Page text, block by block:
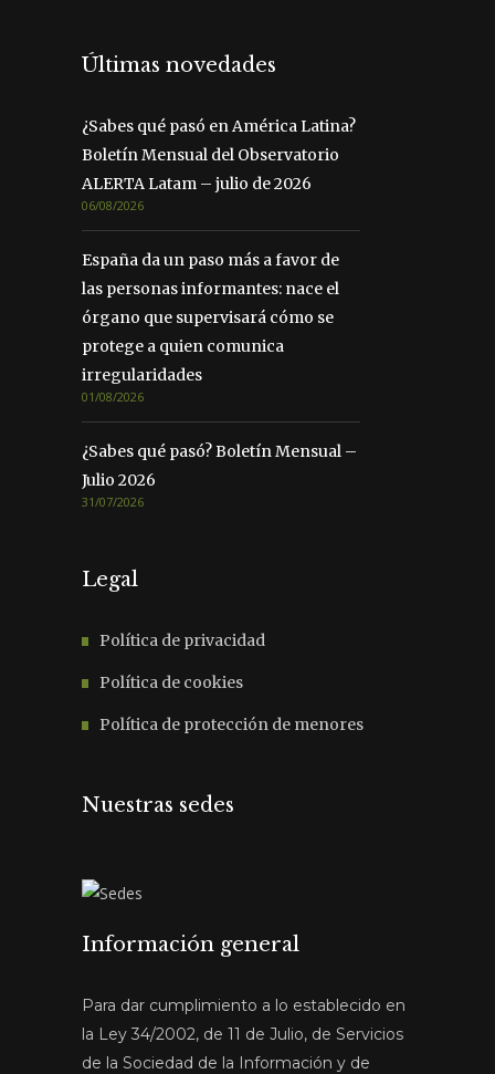
Últimas novedades
¿Sabes qué pasó en América Latina?
Boletín Mensual del Observatorio
ALERTA Latam – julio de 2026
06/08/2026
España da un paso más a favor de
las personas informantes: nace el
órgano que supervisará cómo se
protege a quien comunica
irregularidades
01/08/2026
¿Sabes qué pasó? Boletín Mensual –
Julio 2026
31/07/2026
Legal
Política de privacidad
Política de cookies
Política de protección de menores
Nuestras sedes
Información general
Para dar cumplimiento a lo establecido en
la Ley 34/2002, de 11 de Julio, de Servicios
de la Sociedad de la Información y de